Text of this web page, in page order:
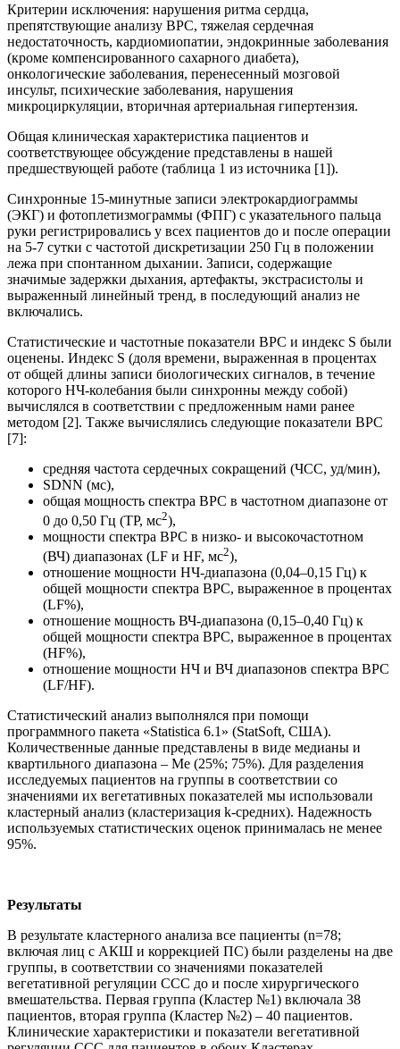
Критерии исключения: нарушения ритма сердца,
препятствующие анализу ВРС, тяжелая сердечная
недостаточность, кардиомиопатии, эндокринные заболевания
(кроме компенсированного сахарного диабета),
онкологические заболевания, перенесенный мозговой
инсульт, психические заболевания, нарушения
микроциркуляции, вторичная артериальная гипертензия.
Общая клиническая характеристика пациентов и
соответствующее обсуждение представлены в нашей
предшествующей работе (таблица 1 из источника [1]).
Синхронные 15-минутные записи электрокардиограммы
(ЭКГ) и фотоплетизмограммы (ФПГ) с указательного пальца
руки регистрировались у всех пациентов до и после операции
на 5-7 сутки с частотой дискретизации 250 Гц в положении
лежа при спонтанном дыхании. Записи, содержащие
значимые задержки дыхания, артефакты, экстрасистолы и
выраженный линейный тренд, в последующий анализ не
включались.
Статистические и частотные показатели ВРС и индекс S были
оценены. Индекс S (доля времени, выраженная в процентах
от общей длины записи биологических сигналов, в течение
которого НЧ-колебания были синхронны между собой)
вычислялся в соответствии с предложенным нами ранее
методом [2]. Также вычислялись следующие показатели ВРС
[7]:
средняя частота сердечных сокращений (ЧСС, уд/мин),
SDNN (мс),
общая мощность спектра ВРС в частотном диапазоне от
0 до 0,50 Гц (TP, мс2),
мощности спектра ВРС в низко- и высокочастотном
(ВЧ) диапазонах (LF и HF, мс2),
отношение мощности НЧ-диапазона (0,04–0,15 Гц) к
общей мощности спектра ВРС, выраженное в процентах
(LF%),
отношение мощность ВЧ-диапазона (0,15–0,40 Гц) к
общей мощности спектра ВРС, выраженное в процентах
(HF%),
отношение мощности НЧ и ВЧ диапазонов спектра ВРС
(LF/HF).
Статистический анализ выполнялся при помощи
программного пакета «Statistica 6.1» (StatSoft, США).
Количественные данные представлены в виде медианы и
квартильного диапазона – Ме (25%; 75%). Для разделения
исследуемых пациентов на группы в соответствии со
значениями их вегетативных показателей мы использовали
кластерный анализ (кластеризация k-средних). Надежность
используемых статистических оценок принималась не менее
95%.
Результаты
В результате кластерного анализа все пациенты (n=78;
включая лиц с АКШ и коррекцией ПС) были разделены на две
группы, в соответствии со значениями показателей
вегетативной регуляции ССС до и после хирургического
вмешательства. Первая группа (Кластер №1) включала 38
пациентов, вторая группа (Кластер №2) – 40 пациентов.
Клинические характеристики и показатели вегетативной